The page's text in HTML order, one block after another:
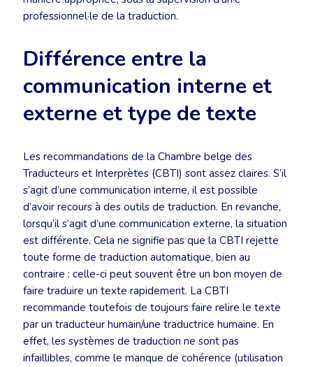
professionnel·le de la traduction.
Différence entre la
communication interne et
externe et type de texte
Les recommandations de la Chambre belge des
Traducteurs et Interprètes (CBTI) sont assez claires. S’il
s’agit d’une communication interne, il est possible
d’avoir recours à des outils de traduction. En revanche,
lorsqu’il s’agit d’une communication externe, la situation
est différente. Cela ne signifie pas que la CBTI rejette
toute forme de traduction automatique, bien au
contraire : celle-ci peut souvent être un bon moyen de
faire traduire un texte rapidement. La CBTI
recommande toutefois de toujours faire relire le texte
par un traducteur humain/une traductrice humaine. En
effet, les systèmes de traduction ne sont pas
infaillibles, comme le manque de cohérence (utilisation